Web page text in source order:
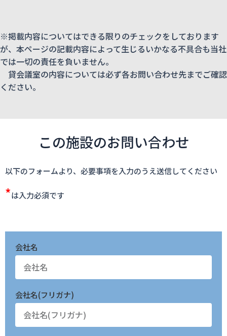
※掲載内容についてはできる限りのチェックをしております
が、本ページの記載内容によって生じるいかなる不具合も当社
では一切の責任を負いません。
貸会議室の内容については必ず各お問い合わせ先までご確認
ください。
この施設のお問い合わせ
以下のフォームより、必要事項を入力のうえ送信してください
*は入力必須です
会社名
会社名(フリガナ)